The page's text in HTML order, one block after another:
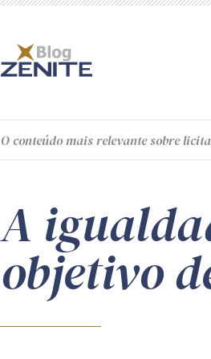
O conteúdomais relevante sobre
A
objetivo